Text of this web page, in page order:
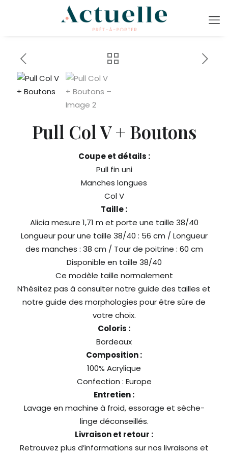
Pull Col V + Boutons
Coupe et détails :
Pull fin uni
Manches longues
Col V
Taille :
Alicia mesure 1,71 m et porte une taille 38/40
Longueur pour une taille 38/40 : 56 cm / Longueur
des manches : 38 cm / Tour de poitrine : 60 cm
Disponible en taille 38/40
Ce modèle taille normalement
N’hésitez pas à consulter notre guide des tailles et
notre guide des morphologies pour être sûre de
votre choix.
Coloris :
Bordeaux
Composition :
100% Acrylique
Confection : Europe
Entretien :
Lavage en machine à froid, essorage et sèche-
linge déconseillés.
Livraison et retour :
Retrouvez plus d’informations sur nos livraisons et